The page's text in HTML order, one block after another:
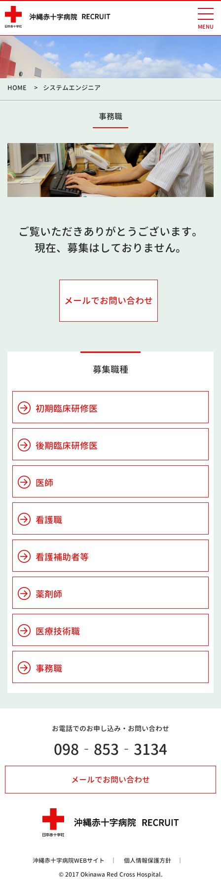
HOME システムエンジニア
事務職
ご覧いただきありがとうございます。
現在、募集はしておりません。
メールでお問い合わせ
募集職種
初期臨床研修医
後期臨床研修医
医師
看護職
看護補助者等
薬剤師
医療技術職
事務職
お電話でのお申し込み・ お問い合わせ
098‐853‐3134
メールでお問い合わせ
沖縄赤十字病院WEBサイト
個人情報保護方針
© 2017 Okinawa Red Cross Hospital.